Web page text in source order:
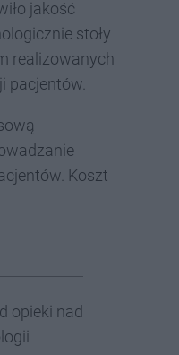
jakość
stoły
realizowanych
pacjentów.
Koszt
opieki nad